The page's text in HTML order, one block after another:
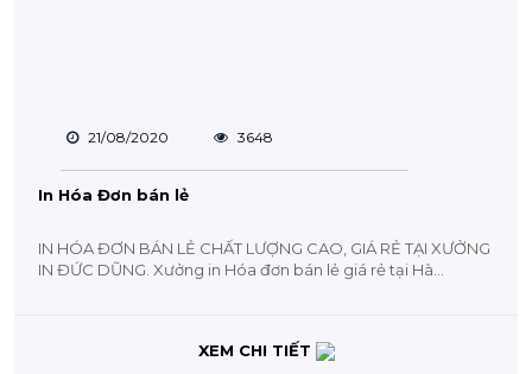
21/08/2020 3648
In Hóa Đơn bán lẻ
IN HÓA ĐƠN BÁN LẺ CHẤT LƯỢNG CAO, GIÁ RẺ TẠI XƯỞNG
IN ĐỨC DŨNG. Xưởng in Hóa đơn bán lẻ giá rẻ tại Hà...
XEM CHI TIẾT